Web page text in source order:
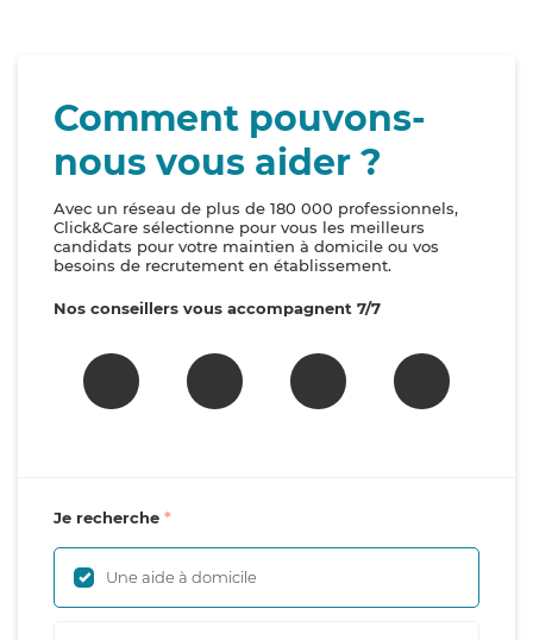
Comment pouvons-
nous vous aider ?
Avec un réseau de plus de 180 000 professionnels,
Click&Care sélectionne pour vous les meilleurs
candidats pour votre maintien à domicile ou vos
besoins de recrutement en établissement.
Nos conseillers vous accompagnent 7/7
Je recherche
Une aide à domicile